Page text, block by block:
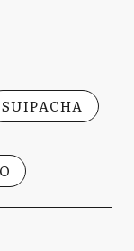
SUIPACHA